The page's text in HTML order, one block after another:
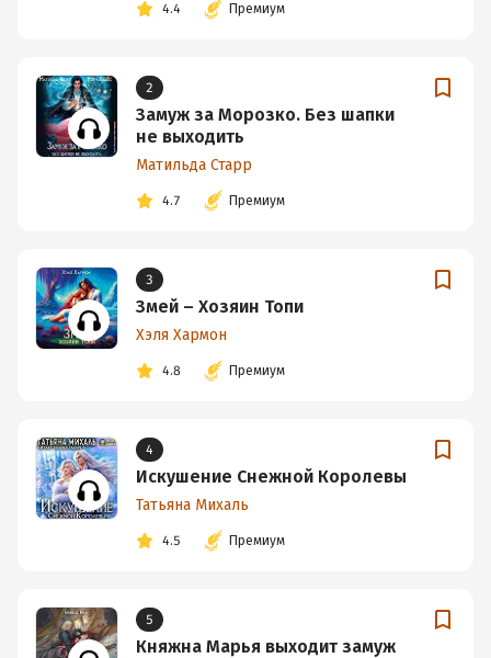
4.4 Премиум
2
Замуж за Морозко. Без шапки
не выходить
Матильда Старр
4.7 Премиум
3
Змей – Хозяин Топи
Хэля Хармон
4.8 Премиум
4
Искушение Снежной Королевы
Татьяна Михаль
4.5 Премиум
5
Княжна Марья выходит замуж